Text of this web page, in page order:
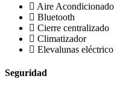
Aire Acondicionado
Bluetooth
Cierre centralizado
Climatizador
Elevalunas eléctrico
Seguridad